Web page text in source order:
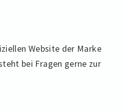
Website der Marke
bei Fragen gerne zur